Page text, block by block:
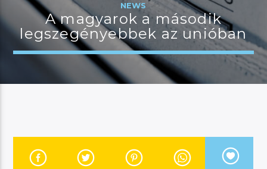
JELENLEGI MŰSOR
MAGYAR ZENEI ÓRA
24:00
NEWS
A magyarok a második
legszegényebbek az unióban